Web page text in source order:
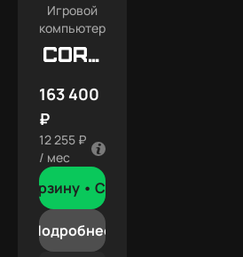
Игровой
компьютер
Core
163 400
₽
12 255 ₽
/ мес
В корзину • Сегодня
Подробнее